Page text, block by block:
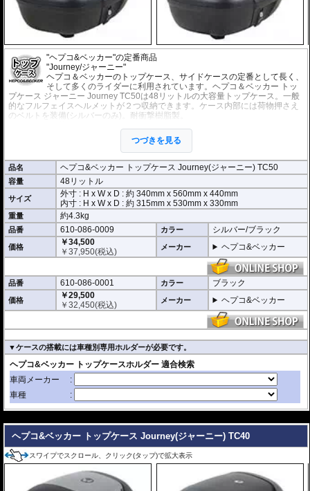
"ヘプコ&ベッカー"の定番商品
"Journey/ジャーニー"
ヘプコ＆ベッカーのトップケース、サイドケースの定番として長く、
そして多くのライダーに利用されています。ヘプコ＆ベッカー トッ
プケース ジャーニー Journey TC50は48リットルの大容量トップケース。一般
的なフルフェイスヘルメットが２つ収納できます。ケース内部には荷物押さえ
のベルトを装備(シルバーのみ)。耐衝撃樹脂製。
※ヘプコ＆ベッカー車種別専用トップケースホルダー、又は汎用トップケース
をベースとして車体に設置し、そのホルダーに取り付けます。ホルダ
■ヘプコ&ベッカー製ケースの取り付け方
▼ケースの搭載には車種別専用ホルダーが必要です。
つづきを見る
品名 ヘプコ&ベッカー トップケース Journey(ジャーニー) TC50
容量 48リットル
サイズ 外寸 : H x W x D : 約340mm x560mm x440mm
内寸 : H x W x D : 約 315mm x 530mm x 330mm
重量 約4.3kg
品番 610-086-0009 カラー シルバー/ブラック
価格
￥34,500
￥37,950(税込) メーカー ヘプコ&ベッカー
品番 610-086-0001 カラー ブラック
価格
￥29,500
￥32,450(税込) メーカー ヘプコ&ベッカー
▼ケースの搭載には車種別専用ホルダーが必要です。
ヘプコ&ベッカー トップケース Journey(ジャーニー) TC40
スワイプでスクロール、クリック(タップ)で拡大表示